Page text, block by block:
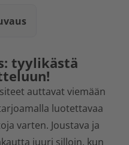
tyylikästä
auttavat viemään
luotettavaa
varten. Joustava ja
juuri silloin, kun